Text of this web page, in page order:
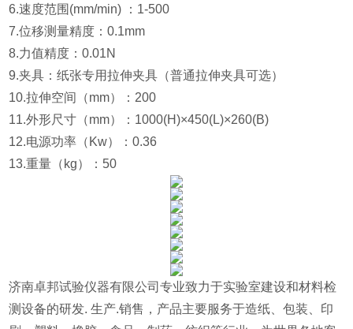
6.速度范围(mm/min) ：1-500
7.位移测量精度：0.1mm
8.力值精度：0.01N
9.夹具：纸张专用拉伸夹具（普通拉伸夹具可选）
10.拉伸空间（mm）：200
11.外形尺寸（mm）：1000(H)×450(L)×260(B)
12.电源功率（Kw）：0.36
13.重量（kg）：50
济南卓邦试验仪器有限公司专业致力于实验室建设和材料检
测设备的研发. 生产.销售，产品主要服务于造纸、包装、印